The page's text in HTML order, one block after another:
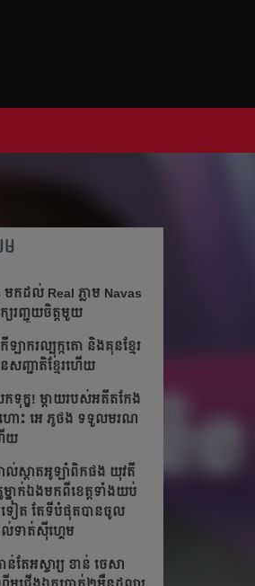
ក​ដល់​ Real ភ្លាម​​ Navas
យ​រញ្ជួយ​ចិត្ត​មួយ​
ាករ​ល្បុក្កតោ​ និង​គុន​ខ្មែរ​
សញ្ជាតិ​ខ្មែរ​ហើយ​
ទុក្ខ​! ម្ដាយ​របស់​អតីត​កែង​
ហោះ​ អេ​ ភូថង​ ទទួល​មរណ
យ
ាល់ស្តាតអូឡាំពិកផង យុវតី
ម្នាក់ឯងមកពីខេត្ត​ទាំង​យប់
ៀត តែ​ទី​បំផុត​បាន​ចូល​
ល់ទាត់ស៊ីហ្គេម
ន់​តែ​អស្ចារ្យ ខាន់ ចេសា